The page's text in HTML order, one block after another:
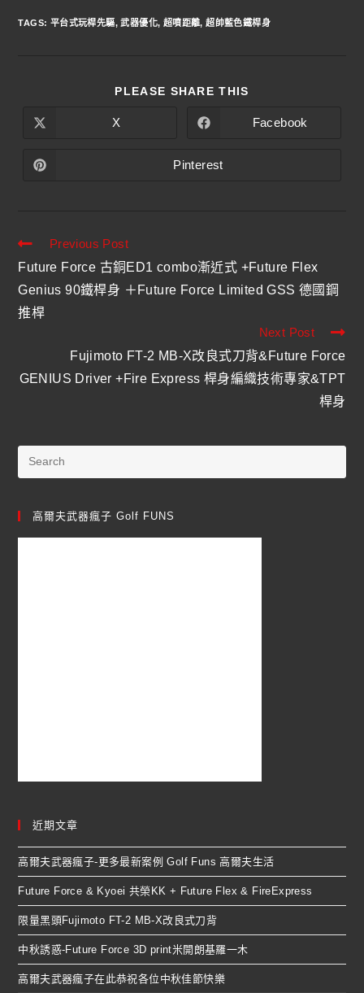
TAGS: 平台式玩桿先驅, 武器優化, 超噴距離, 超帥藍色鐵桿身
PLEASE SHARE THIS
X Facebook
Pinterest
Previous Post
Future Force 古銅ED1 combo漸近式 +Future Flex
Genius 90鐵桿身 ＋Future Force Limited GSS 德國鋼
推桿
Next Post
Fujimoto FT-2 MB-X改良式刀背&Future Force
GENIUS Driver +Fire Express 桿身編織技術專家&TPT
桿身
高爾夫武器瘋子 Golf FUNS
近期文章
高爾夫武器瘋子-更多最新案例 Golf Funs 高爾夫生活
Future Force & Kyoei 共榮KK + Future Flex & FireExpress
限量黑頭Fujimoto FT-2 MB-X改良式刀背
中秋誘惑-Future Force 3D print米開朗基羅一木
高爾夫武器瘋子在此恭祝各位中秋佳節快樂